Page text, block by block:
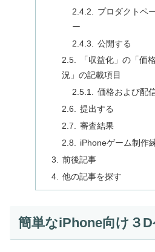
プロダクトペ
ー
公開する
「収益化」の「価
況」の記載項目
価格および配
提出する
審査結果
iPhoneゲーム制作
前後記事
他の記事を探す
簡単なiPhone向け３